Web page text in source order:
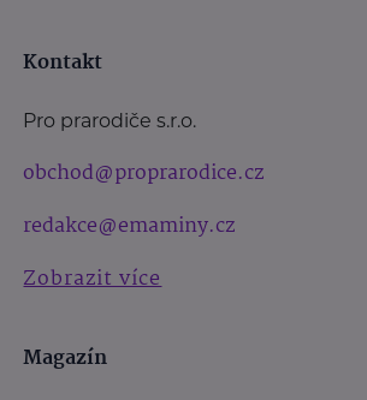
Kontakt
Pro prarodiče s.r.o.
obchod@proprarodice.cz
redakce@emaminy.cz
Zobrazit více
Magazín